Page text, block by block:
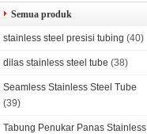
Semua produk
stainless steel presisi tubing (40)
dilas stainless steel tube (38)
Seamless Stainless Steel Tube
(39)
Tabung Penukar Panas Stainless